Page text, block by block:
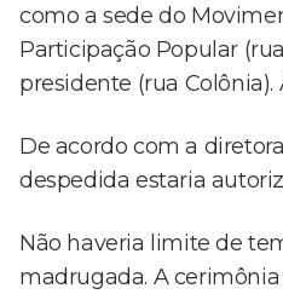
como a sede do
Participação Popular
presidente (rua Colônia).
De acordo com a
despedida estaria
Não haveria limite de
madrugada. A